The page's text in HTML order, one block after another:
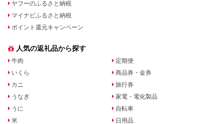
ヤフーのふるさと納税
マイナビふるさと納税
ポイント還元キャンペーン
人気の返礼品から探す
牛肉
いくら
カニ
うなぎ
うに
米
定期便
商品券・金券
旅行券
家電・電化製品
自転車
日用品